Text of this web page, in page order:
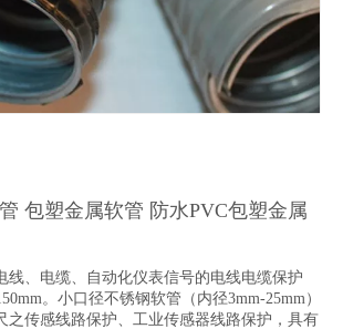
包塑金属软管 防水PVC包塑金属
线、电缆、自动化仪表信号的电线电缆保护
。小口径不锈钢软管（内径3mm-25mm）
之传感线路保护、工业传感器线路保护，具有